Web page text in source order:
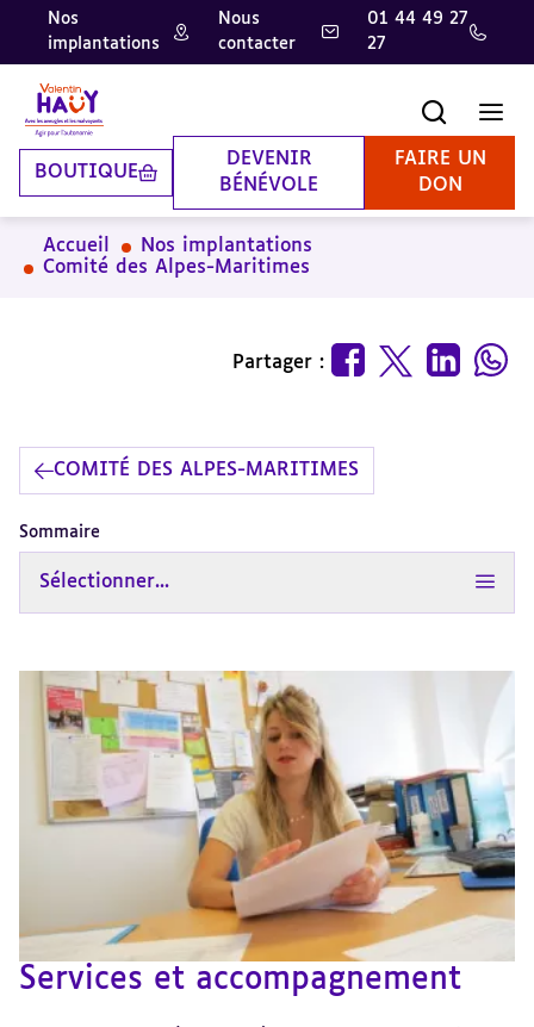
Aller
contenu
principal
Aller
pied
de
page
Aller
la
recherche
Nos
implantations
Nous
contacter
01 44 49 27
27
BOUTIQUE
DEVENIR
BÉNÉVOLE
FAIRE UN
DON
Accueil
Nos implantations
Comité des Alpes-Maritimes
Partager :
COMITÉ DES ALPES-MARITIMES
Sommaire
Sélectionner...
Services et accompagnement